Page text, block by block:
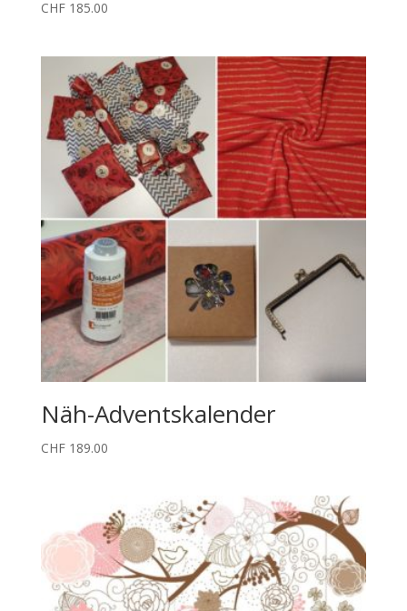
CHF185.00
Näh-Adventskalender
CHF189.00